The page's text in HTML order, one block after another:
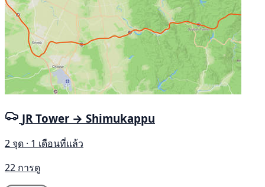
JR Tower → Shimukappu
2 จุด · 1 เดือนที่แล้ว
22 การดู